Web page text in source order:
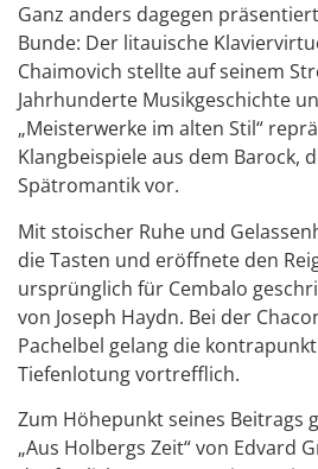
Ganz anders dagegen
Bunde: Der litauische
Chaimovich stellte auf seinem
Jahrhunderte Musikgeschichte
„Meisterwerke im alten Stil“
Klangbeispiele aus dem Barock,
Spätromantik vor.
Mit stoischer Ruhe und
die Tasten und eröffnete den
ursprünglich für Cembalo
von Joseph Haydn. Bei der
Pachelbel gelang die
Tiefenlotung vortrefflich.
Zum Höhepunkt seines Beitrags
„Aus Holbergs Zeit“ von Edvard